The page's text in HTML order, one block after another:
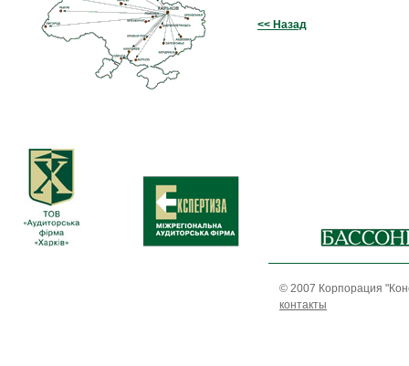
<< Назад
© 2007 Корпорация
контакты